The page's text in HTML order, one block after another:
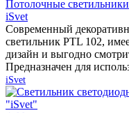
Потолочные светильники
iSvet
Современный
светильник PTL 102,
дизайн и выгодно
Предназначен для
iSvet